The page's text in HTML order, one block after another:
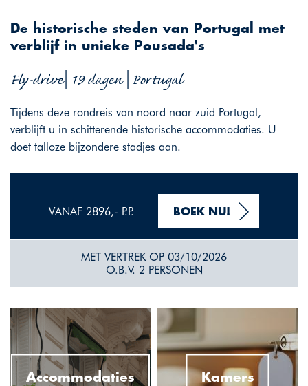
De historische steden van Portugal met
verblijf in unieke Pousada's
Fly-drive| 19 dagen | Portugal
Tijdens deze rondreis van noord naar zuid Portugal,
verblijft u in schitterende historische accommodaties. U
doet talloze bijzondere stadjes aan.
VANAF 2896,- P.P. BOEK NU!
MET VERTREK OP 03/10/2026
O.B.V. 2 PERSONEN
Accommodaties Kamers